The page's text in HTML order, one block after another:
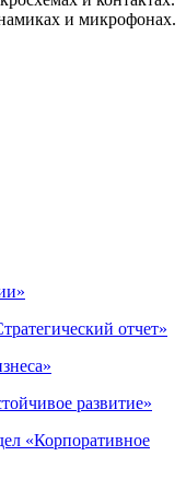
и микрофонах.
отчет»
развитие»
«Корпоративное